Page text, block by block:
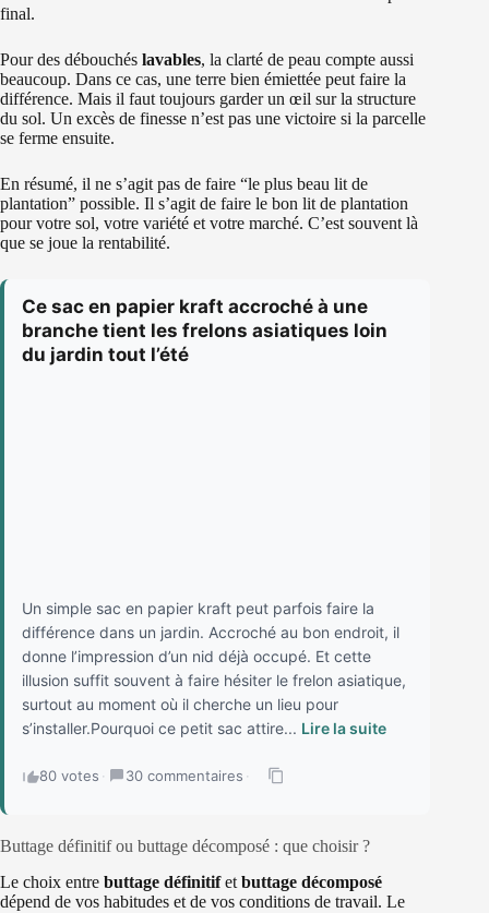
final.
Pour des débouchés lavables, la clarté de peau compte aussi
beaucoup. Dans ce cas, une terre bien émiettée peut faire la
différence. Mais il faut toujours garder un œil sur la structure
du sol. Un excès de finesse n’est pas une victoire si la parcelle
se ferme ensuite.
En résumé, il ne s’agit pas de faire “le plus beau lit de
plantation” possible. Il s’agit de faire le bon lit de plantation
pour votre sol, votre variété et votre marché. C’est souvent là
que se joue la rentabilité.
Ce sac en papier kraft accroché à une
branche tient les frelons asiatiques loin
du jardin tout l’été
Un simple sac en papier kraft peut parfois faire la
différence dans un jardin. Accroché au bon endroit, il
donne l’impression d’un nid déjà occupé. Et cette
illusion suffit souvent à faire hésiter le frelon asiatique,
surtout au moment où il cherche un lieu pour
s’installer.Pourquoi ce petit sac attire... Lire la suite
80 votes · 30 commentaires ·
Buttage définitif ou buttage décomposé : que choisir ?
Le choix entre buttage définitifet buttage décomposé
dépend de vos habitudes et de vos conditions de travail. Le